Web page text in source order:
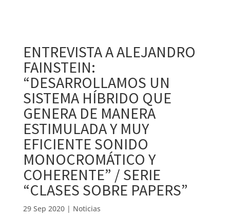
ENTREVISTA A ALEJANDRO
FAINSTEIN:
“DESARROLLAMOS UN
SISTEMA HÍBRIDO QUE
GENERA DE MANERA
ESTIMULADA Y MUY
EFICIENTE SONIDO
MONOCROMÁTICO Y
COHERENTE” / SERIE
“CLASES SOBRE PAPERS”
29 Sep 2020| Noticias